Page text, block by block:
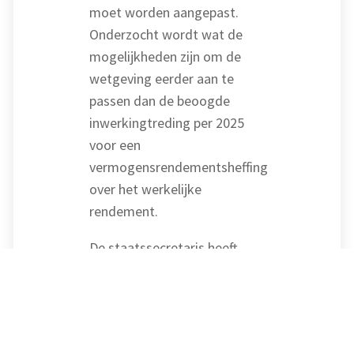
moet worden aangepast.
Onderzocht wordt wat de
mogelijkheden zijn om de
wetgeving eerder aan te
passen dan de beoogde
inwerkingtreding per 2025
voor een
vermogensrendementsheffing
over het werkelijke
rendement.
De staatssecretaris heeft